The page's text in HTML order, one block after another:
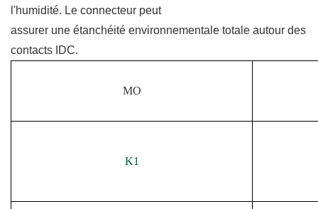
l'humidité. Le connecteur peut
assurer une étanchéité environnementale totale autour des
contacts IDC.
MO
K1